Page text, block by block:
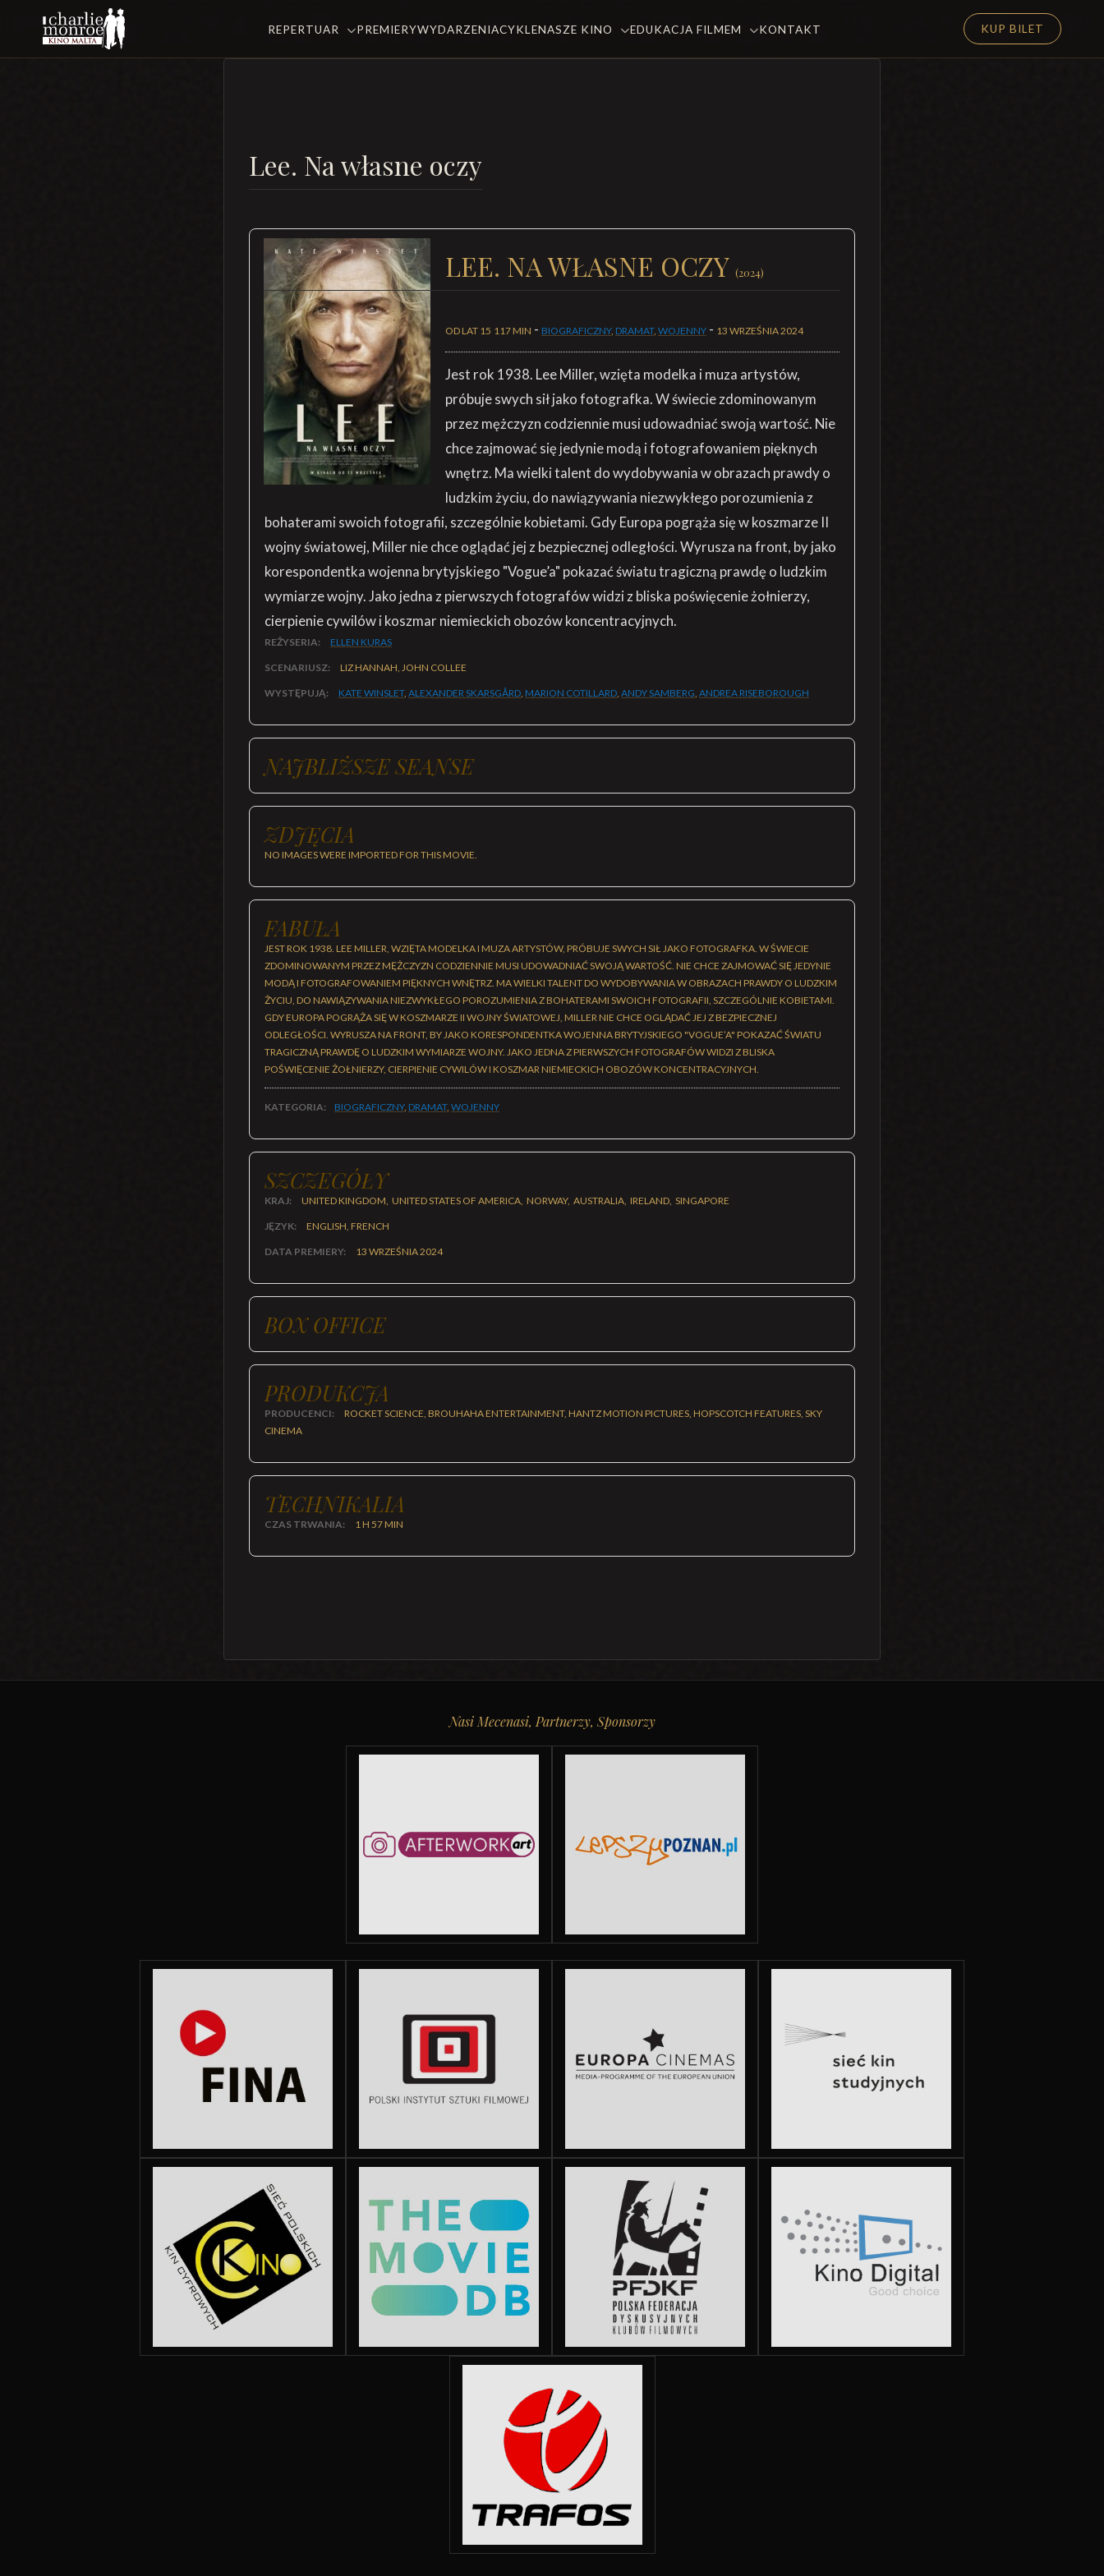
REPERTUAR PREMIERYWYDARZENIACYKLENASZE KINO EDUKACJA FILMEM KONTAKT KUP BILET
Lee. Na własne oczy
LEE. NA WŁASNE OCZY (2024)
OD LAT 15 117 MIN - BIOGRAFICZNY, DRAMAT, WOJENNY - 13 WRZEŚNIA 2024
Jest rok 1938. Lee Miller, wzięta modelka i muza artystów,
próbuje swych sił jako fotografka. W świecie zdominowanym
przez mężczyzn codziennie musi udowadniać swoją wartość. Nie
chce zajmować się jedynie modą i fotografowaniem pięknych
wnętrz. Ma wielki talent do wydobywania w obrazach prawdy o
ludzkim życiu, do nawiązywania niezwykłego porozumienia z
bohaterami swoich fotografii, szczególnie kobietami. Gdy Europa pogrąża się w koszmarze II
wojny światowej, Miller nie chce oglądać jej z bezpiecznej odległości. Wyrusza na front, by jako
korespondentka wojenna brytyjskiego "Vogue’a" pokazać światu tragiczną prawdę o ludzkim
wymiarze wojny. Jako jedna z pierwszych fotografów widzi z bliska poświęcenie żołnierzy,
cierpienie cywilów i koszmar niemieckich obozów koncentracyjnych.
REŻYSERIA: ELLEN KURAS
SCENARIUSZ: LIZ HANNAH, JOHN COLLEE
WYSTĘPUJĄ: KATE WINSLET, ALEXANDER SKARSGÅRD, MARION COTILLARD, ANDY SAMBERG, ANDREA RISEBOROUGH
NAJBLIŻSZE SEANSE
ZDJĘCIA
NO IMAGES WERE IMPORTED FOR THIS MOVIE.
FABUŁA
JEST ROK 1938. LEE MILLER, WZIĘTA MODELKA I MUZA ARTYSTÓW, PRÓBUJE SWYCH SIŁ JAKO FOTOGRAFKA. W ŚWIECIE
ZDOMINOWANYM PRZEZ MĘŻCZYZN CODZIENNIE MUSI UDOWADNIAĆ SWOJĄ WARTOŚĆ. NIE CHCE ZAJMOWAĆ SIĘ JEDYNIE
MODĄ I FOTOGRAFOWANIEM PIĘKNYCH WNĘTRZ. MA WIELKI TALENT DO WYDOBYWANIA W OBRAZACH PRAWDY O LUDZKIM
ŻYCIU, DO NAWIĄZYWANIA NIEZWYKŁEGO POROZUMIENIA Z BOHATERAMI SWOICH FOTOGRAFII, SZCZEGÓLNIE KOBIETAMI.
GDY EUROPA POGRĄŻA SIĘ W KOSZMARZE II WOJNY ŚWIATOWEJ, MILLER NIE CHCE OGLĄDAĆ JEJ Z BEZPIECZNEJ
ODLEGŁOŚCI. WYRUSZA NA FRONT, BY JAKO KORESPONDENTKA WOJENNA BRYTYJSKIEGO "VOGUE’A" POKAZAĆ ŚWIATU
TRAGICZNĄ PRAWDĘ O LUDZKIM WYMIARZE WOJNY. JAKO JEDNA Z PIERWSZYCH FOTOGRAFÓW WIDZI Z BLISKA
POŚWIĘCENIE ŻOŁNIERZY, CIERPIENIE CYWILÓW I KOSZMAR NIEMIECKICH OBOZÓW KONCENTRACYJNYCH.
KATEGORIA: BIOGRAFICZNY, DRAMAT, WOJENNY
SZCZEGÓŁY
KRAJ: UNITED KINGDOM, UNITED STATES OF AMERICA, NORWAY, AUSTRALIA, IRELAND, SINGAPORE
JĘZYK: ENGLISH, FRENCH
DATA PREMIERY: 13 WRZEŚNIA 2024
BOX OFFICE
PRODUKCJA
PRODUCENCI:
ROCKET SCIENCE, BROUHAHA ENTERTAINMENT, HANTZ MOTION PICTURES, HOPSCOTCH FEATURES, SKY
CINEMA
TECHNIKALIA
CZAS TRWANIA: 1 H 57 MIN
Nasi Mecenasi, Partnerzy, Sponsorzy